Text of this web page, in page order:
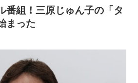
番組！三原じゅん子の「タ
まった